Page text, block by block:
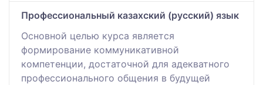
Профессиональный казахский (русский) язык
Основной целью курса является
формирование коммуникативной
компетенции, достаточной для адекватного
профессионального общения в будущей